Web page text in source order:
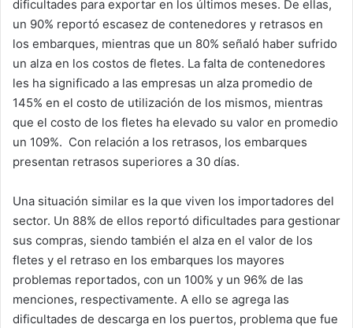
dificultades para exportar en los últimos meses. De ellas,
un 90% reportó escasez de contenedores y retrasos en
los embarques, mientras que un 80% señaló haber sufrido
un alza en los costos de fletes. La falta de contenedores
les ha significado a las empresas un alza promedio de
145% en el costo de utilización de los mismos, mientras
que el costo de los fletes ha elevado su valor en promedio
un 109%. Con relación a los retrasos, los embarques
presentan retrasos superiores a 30 días.
Una situación similar es la que viven los importadores del
sector. Un 88% de ellos reportó dificultades para gestionar
sus compras, siendo también el alza en el valor de los
fletes y el retraso en los embarques los mayores
problemas reportados, con un 100% y un 96% de las
menciones, respectivamente. A ello se agrega las
dificultades de descarga en los puertos, problema que fue